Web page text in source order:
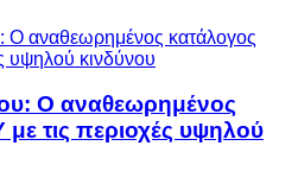
Ο αναθεωρημένος
τις περιοχές υψηλού